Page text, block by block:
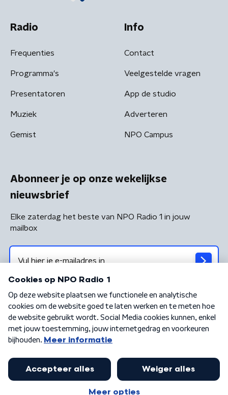
Radio
Frequenties
Programma's
Presentatoren
Muziek
Gemist
Info
Contact
Veelgestelde vragen
App de studio
Adverteren
NPO Campus
Abonneer je op onze wekelijkse
nieuwsbrief
Elke zaterdag het beste van NPO Radio 1 in jouw
mailbox
Algemene voorwaarden Privacybeleid